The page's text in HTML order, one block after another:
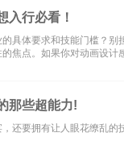
入行必看！
具体要求和技能门槛？
焦点。如果你对动画设
那些超能力!
还要拥有让人眼花缭乱